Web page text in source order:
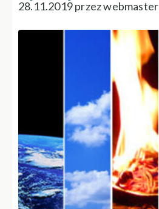
28.11.2019 przez webmaster